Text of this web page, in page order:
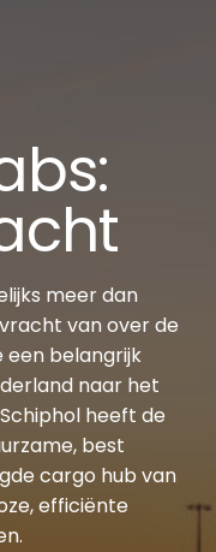
meer dan
van over de
een belangrijk
naar het
heeft de
best
cargo hub van
efficiënte